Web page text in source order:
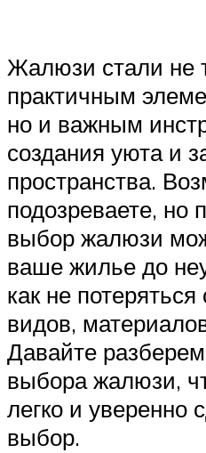
Жалюзи стали не
практичным
но и важным
создания уюта и
пространства.
подозреваете, но
выбор жалюзи
ваше жилье до
как не
видов,
Давайте
выбора жалюзи,
легко и уверенно
выбор.